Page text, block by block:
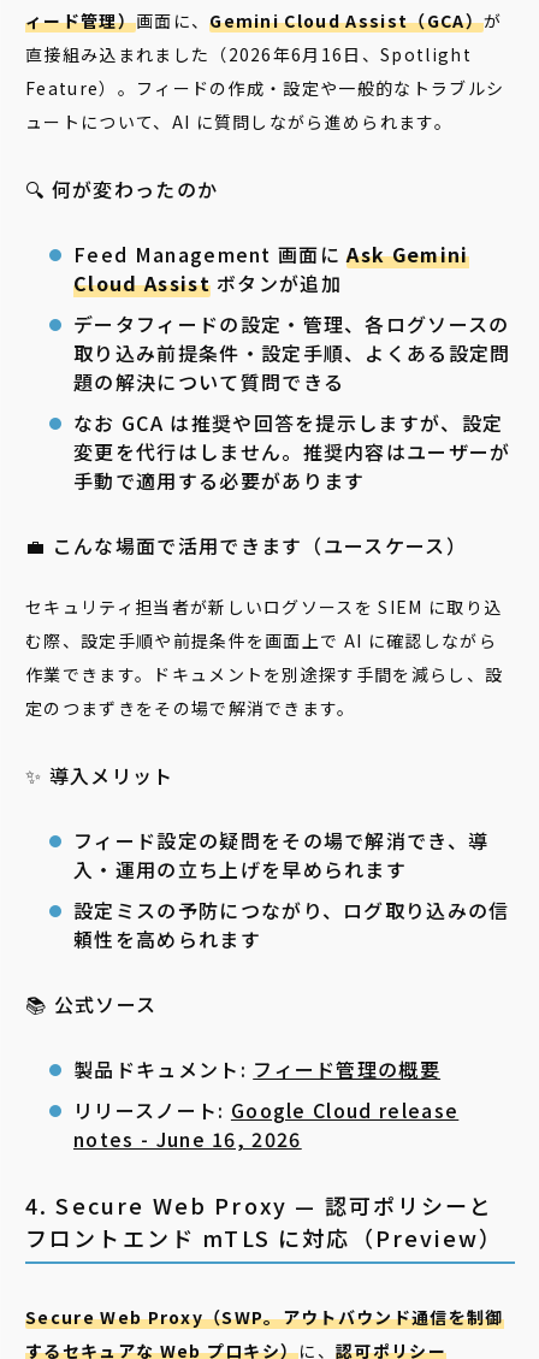
ィード管理）画面に、Gemini Cloud Assist（GCA）が
直接組み込まれました（2026年6月16日、Spotlight
Feature）。フィードの作成・設定や一般的なトラブルシ
ュートについて、AI に質問しながら進められます。
🔍 何が変わったのか
Feed Management 画面にAsk Gemini
Cloud Assistボタンが追加
データフィードの設定・管理、各ログソースの
取り込み前提条件・設定手順、よくある設定問
題の解決について質問できる
なお GCA は推奨や回答を提示しますが、設定
変更を代行はしません。推奨内容はユーザーが
手動で適用する必要があります
💼 こんな場面で活用できます（ユースケース）
セキュリティ担当者が新しいログソースを SIEM に取り込
む際、設定手順や前提条件を画面上で AI に確認しながら
作業できます。ドキュメントを別途探す手間を減らし、設
定のつまずきをその場で解消できます。
✨ 導入メリット
フィード設定の疑問をその場で解消でき、導
入・運用の立ち上げを早められます
設定ミスの予防につながり、ログ取り込みの信
頼性を高められます
📚 公式ソース
製品ドキュメント: フィード管理の概要
リリースノート: Google Cloud release
notes - June 16, 2026
4. Secure Web Proxy — 認可ポリシーと
フロントエンド mTLS に対応（Preview）
Secure Web Proxy（SWP。アウトバウンド通信を制御
するセキュアな Web プロキシ）に、認可ポリシー